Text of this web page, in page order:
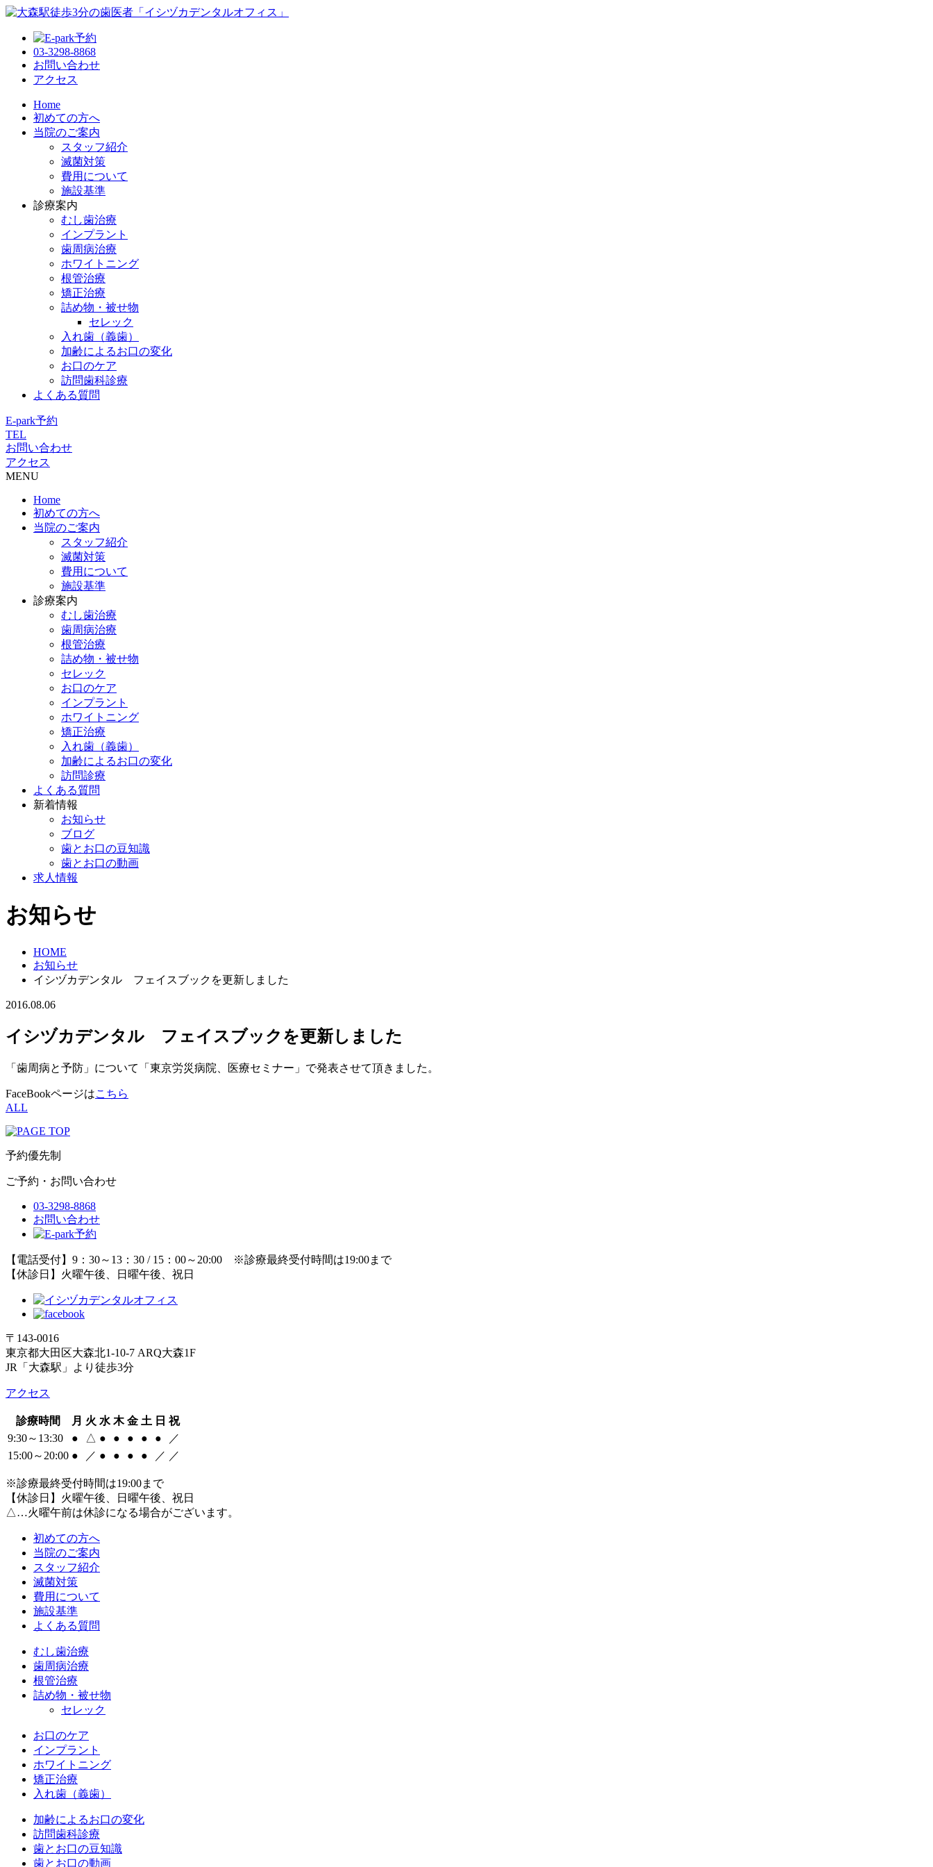
03-3298-8868
お問い合わせ
アクセス
Home
初めての方へ
当院のご案内
スタッフ紹介
滅菌対策
費用について
施設基準
診療案内
むし歯治療
インプラント
歯周病治療
ホワイトニング
根管治療
矯正治療
詰め物・被せ物
セレック
入れ歯（義歯）
加齢によるお口の変化
お口のケア
訪問歯科診療
よくある質問
E-park予約
TEL
お問い合わせ
アクセス
MENU
Home
初めての方へ
当院のご案内
スタッフ紹介
滅菌対策
費用について
施設基準
診療案内
むし歯治療
歯周病治療
根管治療
詰め物・被せ物
セレック
お口のケア
インプラント
ホワイトニング
矯正治療
入れ歯（義歯）
加齢によるお口の変化
訪問診療
よくある質問
新着情報
お知らせ
ブログ
歯とお口の豆知識
歯とお口の動画
求人情報
お知らせ
HOME
お知らせ
イシヅカデンタル フェイスブックを更新しました
2016.08.06
イシヅカデンタル フェイスブックを更新しました
「歯周病と予防」について「東京労災病院、医療セミナー」で発表させて頂きました。
FaceBookページはこちら
ALL
予約優先制
ご予約・お問い合わせ
03-3298-8868
お問い合わせ
【電話受付】9：30～13：30 / 15：00～20:00 ※診療最終受付時間は19:00まで
【休診日】火曜午後、日曜午後、祝日
〒143-0016
東京都大田区大森北1-10-7 ARQ大森1F
JR「大森駅」より徒歩3分
アクセス
診療時間 月 火 水 木 金 土 日 祝
9:30～13:30
● △ ● ● ● ● ●
／
15:00～20:00 ● ／ ● ● ● ● ／ ／
※診療最終受付時間は19:00まで
【休診日】火曜午後、日曜午後、祝日
△…火曜午前は休診になる場合がございます。
初めての方へ
当院のご案内
スタッフ紹介
滅菌対策
費用について
施設基準
よくある質問
むし歯治療
歯周病治療
根管治療
詰め物・被せ物
セレック
お口のケア
インプラント
ホワイトニング
矯正治療
入れ歯（義歯）
加齢によるお口の変化
訪問歯科診療
歯とお口の豆知識
歯とお口の動画